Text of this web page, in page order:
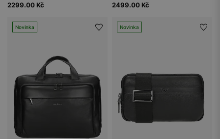
2299.00 Kč
2499.00 Kč
Novinka Novinka